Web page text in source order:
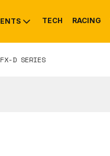
TECH RACING
D SERIES